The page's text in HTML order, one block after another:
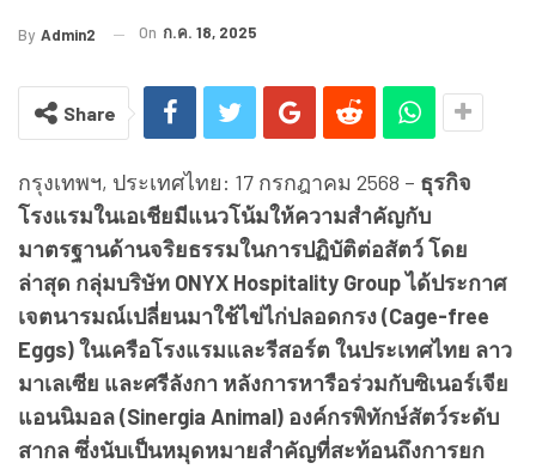
By Admin2 On ก.ค. 18, 2025
Share
กรุงเทพฯ, ประเทศไทย: 17 กรกฎาคม 2568 – ธุรกิจ
โรงแรมในเอเชียมีแนวโน้มให้ความสำคัญกับ
มาตรฐานด้านจริยธรรมในการปฏิบัติต่อสัตว์ โดย
ล่าสุด กลุ่มบริษัท ONYX Hospitality Group ได้ประกาศ
เจตนารมณ์เปลี่ยนมาใช้ไข่ไก่ปลอดกรง (Cage-free
Eggs) ในเครือโรงแรมและรีสอร์ต ในประเทศไทย ลาว
มาเลเซีย และศรีลังกา หลังการหารือร่วมกับซิเนอร์เจีย
แอนนิมอล (Sinergia Animal) องค์กรพิทักษ์สัตว์ระดับ
สากล ซึ่งนับเป็นหมุดหมายสำคัญที่สะท้อนถึงการยก